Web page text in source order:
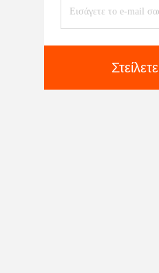
Στείλετε